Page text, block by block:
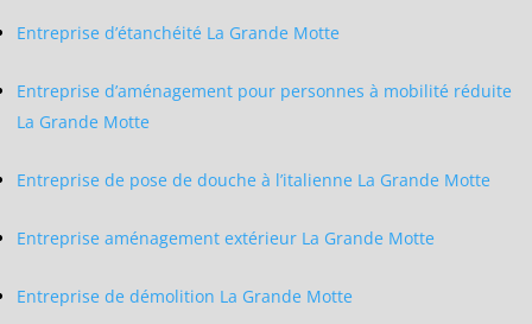
Entreprise d’étanchéité La Grande Motte
Entreprise d’aménagement pour personnes à mobilité réduite
La Grande Motte
Entreprise de pose de douche à l’italienne La Grande Motte
Entreprise aménagement extérieur La Grande Motte
Entreprise de démolition La Grande Motte